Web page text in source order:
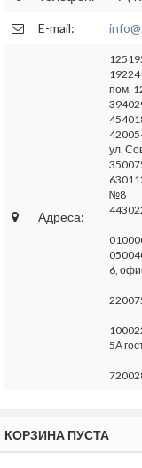
E-mail:
Адреса:
пом.
ул.
№8
6,
5А
КОРЗИНА ПУСТА